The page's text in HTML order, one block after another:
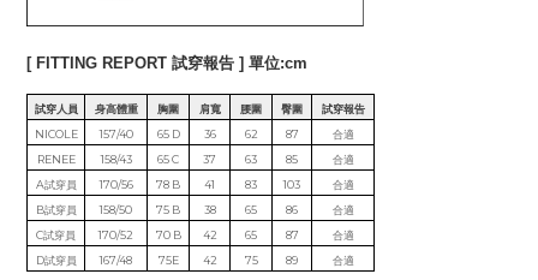
[ FITTING REPORT 試穿報告 ] 單位:cm
試穿人員 身高體重 胸圍 肩寬 腰圍 臀圍
試穿報告
NICOLE
157/40 65 D 36 62 87
合適
RENEE
158/43 65 C 37 63 85
合適
A試穿員
170/56 78 B 41 83 103
合適
B試穿員
158/50 75 B 38 65 86
合適
C試穿員
170/52 70 B 42 65 87
合適
D試穿員
167/48 75E 42 75 89 合適